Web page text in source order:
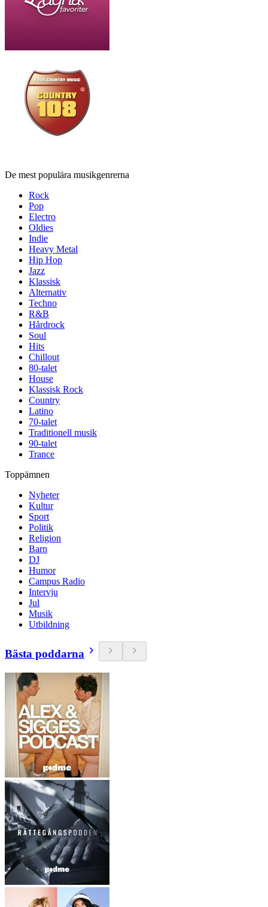
De mest populära musikgenrerna
Rock
Pop
Electro
Oldies
Indie
Heavy Metal
Hip Hop
Jazz
Klassisk
Alternativ
Techno
R&B
Hårdrock
Soul
Hits
Chillout
80-talet
House
Klassisk Rock
Country
Latino
70-talet
Traditionell musik
90-talet
Trance
Toppämnen
Nyheter
Kultur
Sport
Politik
Religion
Barn
DJ
Humor
Campus Radio
Intervju
Jul
Musik
Utbildning
Bästa poddarna